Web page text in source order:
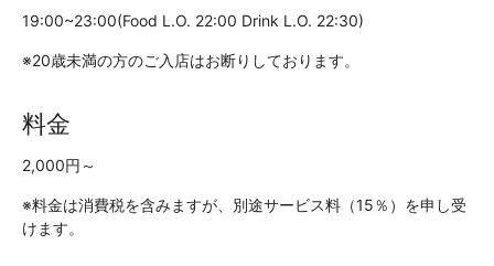
19:00~23:00(Food L.O. 22:00 Drink L.O. 22:30)
※20歳未満の方のご入店はお断りしております。
料金
2,000円～
※料金は消費税を含みますが、別途サービス料（15％）を申し受
けます。